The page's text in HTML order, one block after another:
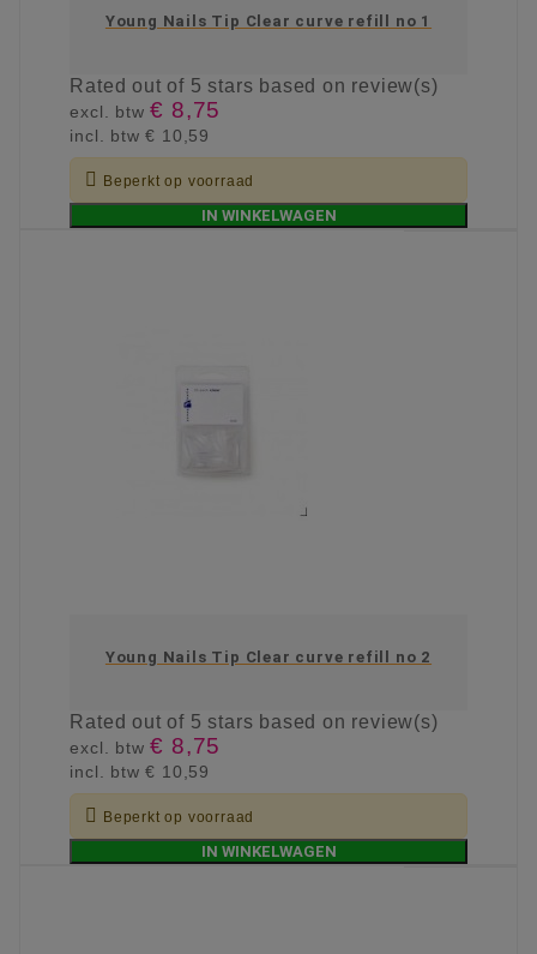
Young Nails Tip Clear curve refill no 1
Ratedout of 5 stars based on review(s)
excl. btw€ 8,75
incl. btw€ 10,59
 Beperkt op voorraad
IN WINKELWAGEN
Young Nails Tip Clear curve refill no 2
Ratedout of 5 stars based on review(s)
excl. btw€ 8,75
incl. btw€ 10,59
 Beperkt op voorraad
IN WINKELWAGEN